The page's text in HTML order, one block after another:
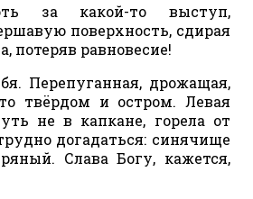
за какой-то выступ,
поверхность, сдирая
потеряв равновесие!
Перепуганная, дрожащая,
твёрдом и остром. Левая
не в капкане, горела от
догадаться: синячище
Слава Богу, кажется,